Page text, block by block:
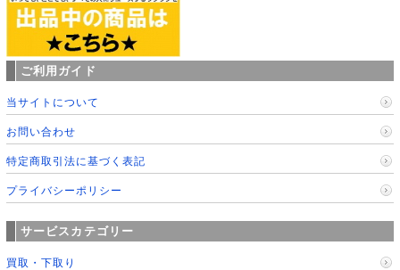
ご利用ガイド
当サイトについて
お問い合わせ
特定商取引法に基づく表記
プライバシーポリシー
サービスカテゴリー
買取・下取り